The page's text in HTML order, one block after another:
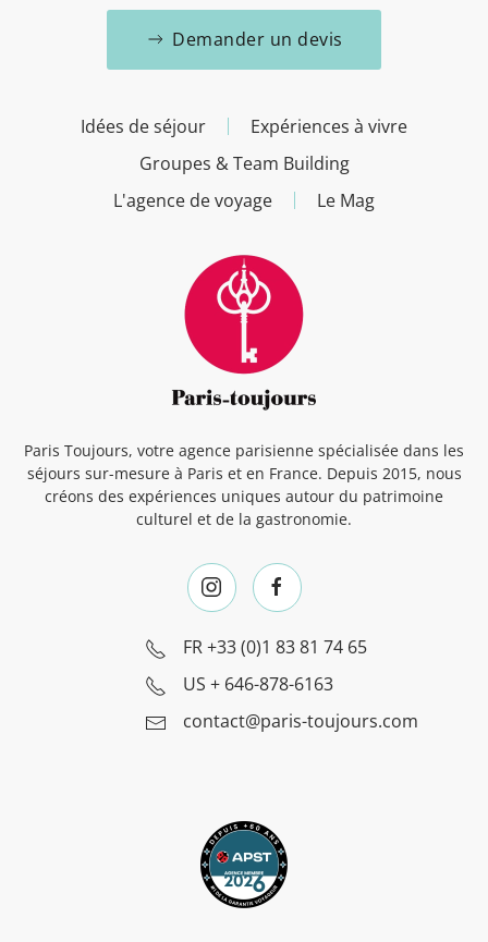
Demander un devis
Idées de séjour
Expériences à vivre
Groupes & Team Building
L'agence de voyage
Le Mag
Paris Toujours, votre agence parisienne spécialisée dans les
séjours sur-mesure à Paris et en France. Depuis 2015, nous
créons des expériences uniques autour du patrimoine
culturel et de la gastronomie.
FR+33 (0)1 83 81 74 65
US + 646-878-6163
contact@paris-toujours.com